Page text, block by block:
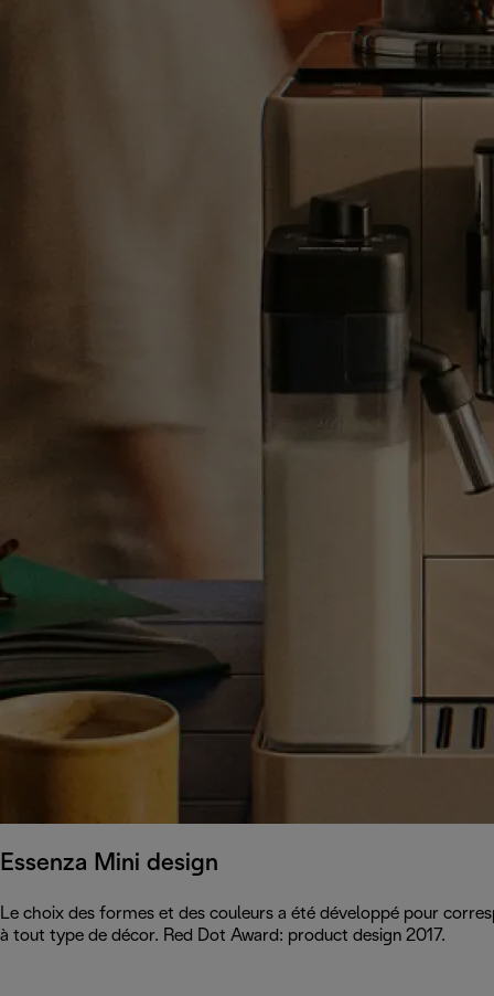
Essenza Mini design
Le choix des formes et des couleurs a été développé pour
à tout type de décor. Red Dot Award: product design 2017.